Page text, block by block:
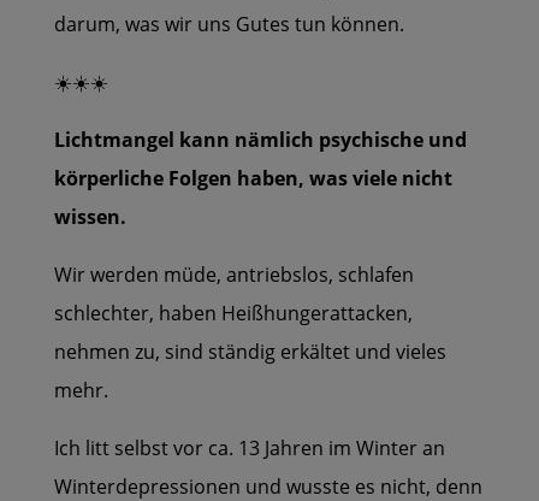
darum, was wir uns Gutes tun können.
☀️☀️☀️
Lichtmangel kann nämlich psychische und
körperliche Folgen haben, was viele nicht
wissen.
Wir werden müde, antriebslos, schlafen
schlechter, haben Heißhungerattacken,
nehmen zu, sind ständig erkältet und vieles
mehr.
Ich litt selbst vor ca. 13 Jahren im Winter an
Winterdepressionen und wusste es nicht, denn